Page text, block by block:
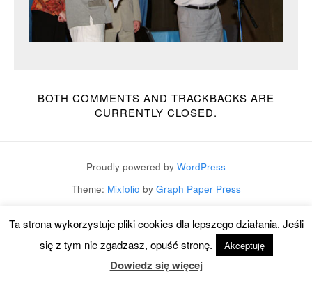
BOTH COMMENTS AND TRACKBACKS ARE
CURRENTLY CLOSED.
Proudly powered by WordPress
Theme: Mixfolio by Graph Paper Press
Ta strona wykorzystuje pliki cookies dla lepszego działania. Jeśli
się z tym nie zgadzasz, opuść stronę.
Akceptuję
Dowiedz się więcej